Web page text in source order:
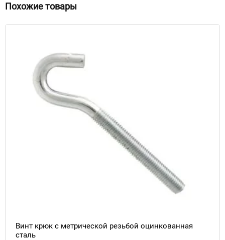
Похожие товары
Винт крюк с метрической резьбой оцинкованная
сталь